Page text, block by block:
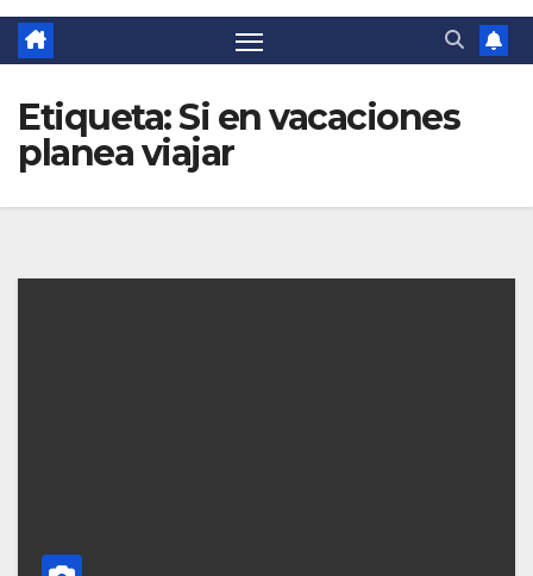
Etiqueta:Si en vacaciones
planea viajar